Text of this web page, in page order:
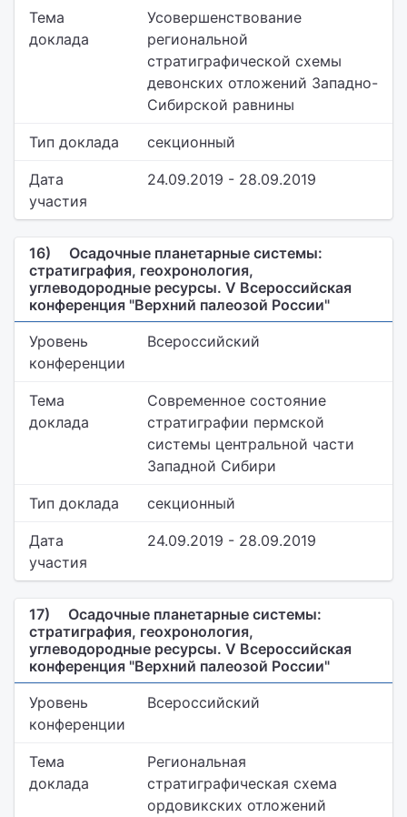
Тема
доклада
Усовершенствование
региональной
стратиграфической схемы
девонских отложений Западно-
Сибирской равнины
Тип доклада секционный
Дата
участия
24.09.2019 - 28.09.2019
16)
Осадочные планетарные системы:
стратиграфия, геохронология,
углеводородные ресурсы. V Всероссийская
конференция "Верхний палеозой России"
Уровень
конференции
Всероссийский
Тема
доклада
Современное состояние
стратиграфии пермской
системы центральной части
Западной Сибири
Тип доклада секционный
Дата
участия
24.09.2019 - 28.09.2019
17)
Осадочные планетарные системы:
стратиграфия, геохронология,
углеводородные ресурсы. V Всероссийская
конференция "Верхний палеозой России"
Уровень
конференции
Всероссийский
Тема
доклада
Региональная
стратиграфическая схема
ордовикских отложений